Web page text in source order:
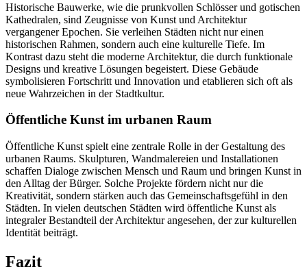
Historische Bauwerke, wie die prunkvollen Schlösser und gotischen
Kathedralen, sind Zeugnisse von Kunst und Architektur
vergangener Epochen. Sie verleihen Städten nicht nur einen
historischen Rahmen, sondern auch eine kulturelle Tiefe. Im
Kontrast dazu steht die moderne Architektur, die durch funktionale
Designs und kreative Lösungen begeistert. Diese Gebäude
symbolisieren Fortschritt und Innovation und etablieren sich oft als
neue Wahrzeichen in der Stadtkultur.
Öffentliche Kunst im urbanen Raum
Öffentliche Kunst spielt eine zentrale Rolle in der Gestaltung des
urbanen Raums. Skulpturen, Wandmalereien und Installationen
schaffen Dialoge zwischen Mensch und Raum und bringen Kunst in
den Alltag der Bürger. Solche Projekte fördern nicht nur die
Kreativität, sondern stärken auch das Gemeinschaftsgefühl in den
Städten. In vielen deutschen Städten wird öffentliche Kunst als
integraler Bestandteil der Architektur angesehen, der zur kulturellen
Identität beiträgt.
Fazit